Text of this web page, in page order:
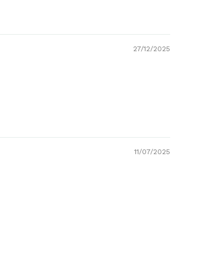
27/12/2025
11/07/2025